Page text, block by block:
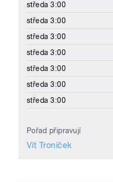
středa 3:00
středa 3:00
středa 3:00
středa 3:00
středa 3:00
středa 3:00
středa 3:00
Pořad připravují
Vít Troníček